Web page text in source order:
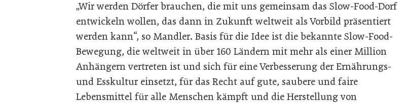
„Wir werden Dörfer brauchen, die mit uns gemeinsam das Slow-Food-Dorf
entwickeln wollen, das dann in Zukunft weltweit als Vorbild präsentiert
werden kann“, so Mandler. Basis für die Idee ist die bekannte Slow-Food-
Bewegung, die weltweit in über 160 Ländern mit mehr als einer Million
Anhängern vertreten ist und sich für eine Verbesserung der Ernährungs-
und Esskultur einsetzt, für das Recht auf gute, saubere und faire
Lebensmittel für alle Menschen kämpft und die Herstellung von